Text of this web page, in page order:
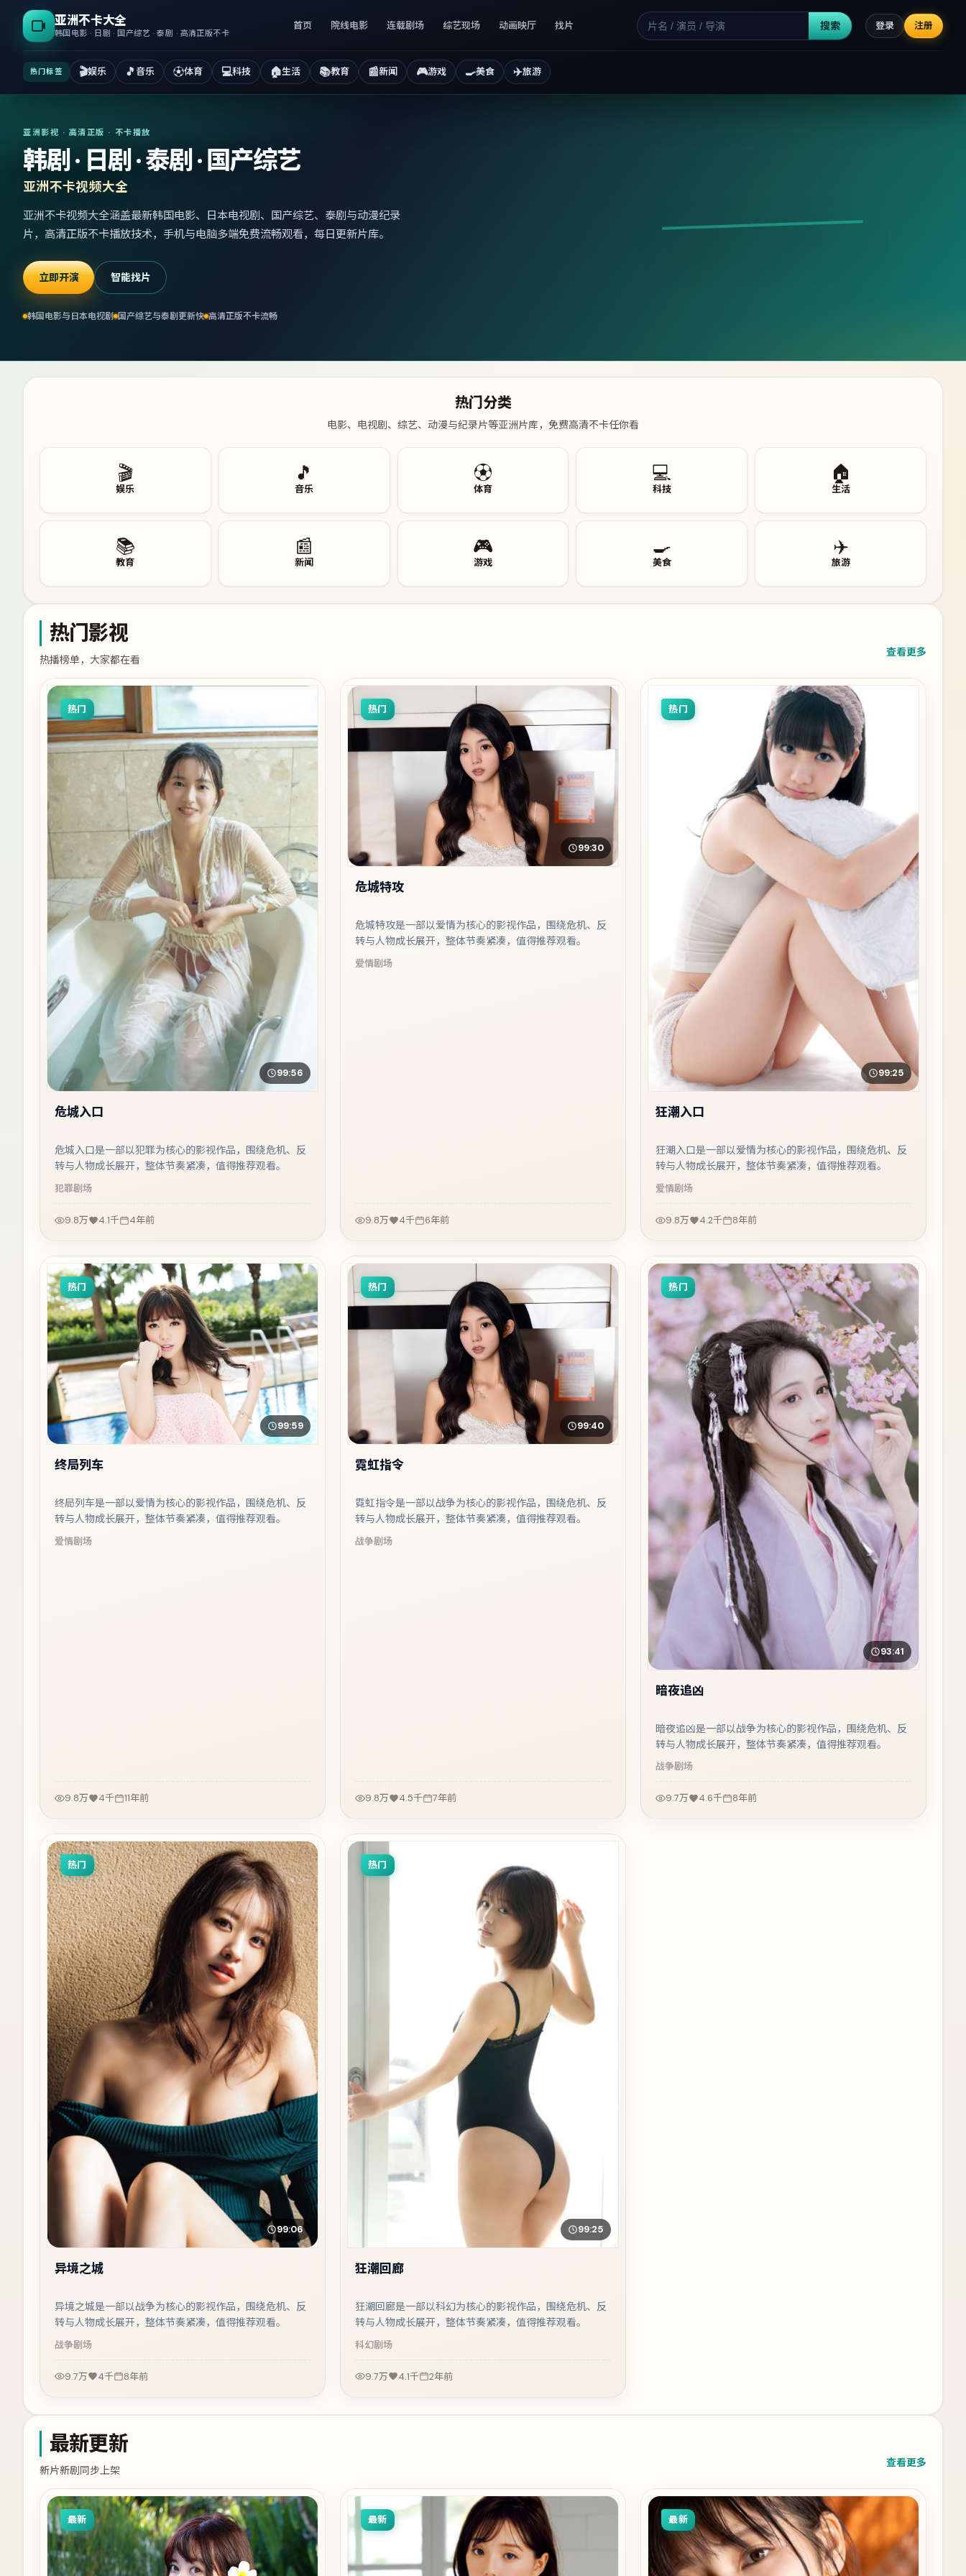
亚洲不卡大全
韩国电影 · 日剧 · 国产综艺 · 泰剧 · 高清正版不卡
首页 院线电影 连载剧场 综艺现场 动画映厅 找片 搜索 登录 注册
热门标签 🎬娱乐 🎵 音乐 ⚽体育 💻科技 🏠生活 📚教育 📰新闻 🎮游戏 🍳美食 ✈️旅游
亚洲影视 · 高清正版 · 不卡播放
韩剧 · 日剧 · 泰剧 · 国产综艺
亚洲不卡视频大全
亚洲不卡视频大全涵盖最新韩国电影、日本电视剧、国产综艺、泰剧与动漫纪录
片，高清正版不卡播放技术，手机与电脑多端免费流畅观看，每日更新片库。
立即开演 智能找片
韩国电影与日本电视剧 国产综艺与泰剧更新快 高清正版不卡流畅
热门分类
电影、电视剧、综艺、动漫与纪录片等亚洲片库，免费高清不卡任你看
🎬
娱乐
🎵
音乐
⚽
体育
💻
科技
🏠
生活
📚
教育
📰
新闻
🎮
游戏
🍳
美食
✈️
旅游
热门影视
热播榜单，大家都在看
查看更多
热门
99:56
危城入口
危城入口是一部以犯罪为核心的影视作品，围绕危机、反
转与人物成长展开，整体节奏紧凑，值得推荐观看。
犯罪剧场
9.8万 4.1千 4年前
热门
99:30
危城特攻
危城特攻是一部以爱情为核心的影视作品，围绕危机、反
转与人物成长展开，整体节奏紧凑，值得推荐观看。
爱情剧场
9.8万 4千 6年前
热门
99:25
狂潮入口
狂潮入口是一部以爱情为核心的影视作品，围绕危机、反
转与人物成长展开，整体节奏紧凑，值得推荐观看。
爱情剧场
9.8万 4.2千 8年前
热门
99:59
终局列车
终局列车是一部以爱情为核心的影视作品，围绕危机、反
转与人物成长展开，整体节奏紧凑，值得推荐观看。
爱情剧场
9.8万 4千 11年前
热门
99:40
霓虹指令
霓虹指令是一部以战争为核心的影视作品，围绕危机、反
转与人物成长展开，整体节奏紧凑，值得推荐观看。
战争剧场
9.8万 4.5千 7年前
热门
93:41
暗夜追凶
暗夜追凶是一部以战争为核心的影视作品，围绕危机、反
转与人物成长展开，整体节奏紧凑，值得推荐观看。
战争剧场
9.7万 4.6千 8年前
热门
99:06
异境之城
异境之城是一部以战争为核心的影视作品，围绕危机、反
转与人物成长展开，整体节奏紧凑，值得推荐观看。
战争剧场
9.7万 4千 8年前
热门
99:25
狂潮回廊
狂潮回廊是一部以科幻为核心的影视作品，围绕危机、反
转与人物成长展开，整体节奏紧凑，值得推荐观看。
科幻剧场
9.7万 4.1千 2年前
最新更新
新片新剧同步上架
查看更多
最新 最新 最新